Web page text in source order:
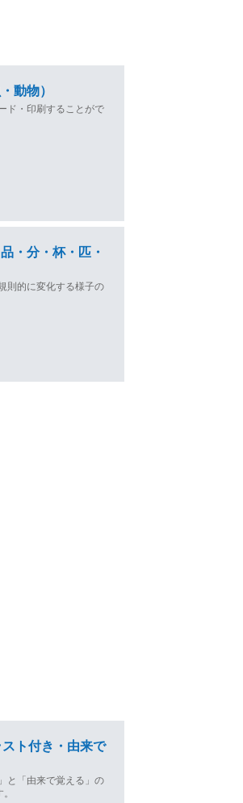
動物）
ド・印刷することがで
・分・杯・匹・
則的に変化する様子の
ト付き・由来で
と「由来で覚える」の